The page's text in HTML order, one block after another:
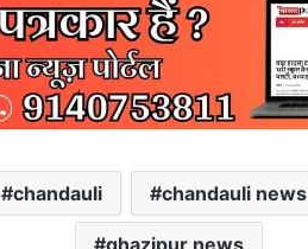
chandauli chandauli news